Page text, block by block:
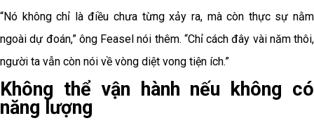
“Nó không chỉ là điều chưa từng xảy ra, mà còn thực sự nằm
ngoài dự đoán,” ông Feasel nói thêm. “Chỉ cách đây vài năm thôi,
người ta vẫn còn nói về vòng diệt vong tiện ích.”
Không thể vận hành nếu không có
năng lượng